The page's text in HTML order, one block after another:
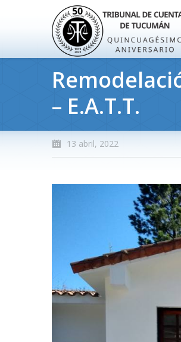
– E.A.T.T.
13 abril, 2022